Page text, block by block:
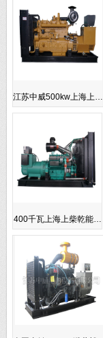
江苏中威500kw上海上…
400千瓦上海上柴乾能…